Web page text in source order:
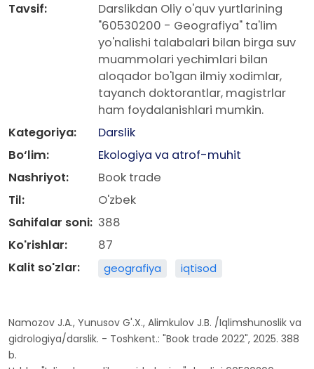
Tavsif:
Darslikdan Oliy o'quv yurtlarining
"60530200 - Geografiya" ta'lim
yo'nalishi talabalari bilan birga suv
muammolari yechimlari bilan
aloqador bo'lgan ilmiy xodimlar,
tayanch doktorantlar, magistrlar
ham foydalanishlari mumkin.
Kategoriya:
Darslik
Bo‘lim:
Ekologiya va atrof-muhit
Nashriyot:
Book trade
Til:
O'zbek
Sahifalar soni: 388
Ko'rishlar:
87
Kalit so'zlar:
geografiya iqtisod
Namozov J.A., Yunusov G'.X., Alimkulov J.B. /Iqlimshunoslik va
gidrologiya/darslik. - Toshkent.: "Book trade 2022", 2025. 388
b.